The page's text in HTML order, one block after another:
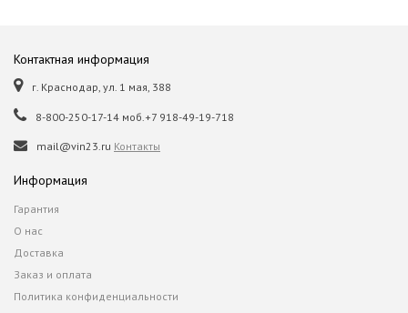
Контактная информация
г. Краснодар, ул. 1 мая, 388
8-800-250-17-14 моб.+7 918-49-19-718
mail@vin23.ru Контакты
Информация
Гарантия
О нас
Доставка
Заказ и оплата
Политика конфиденциальности